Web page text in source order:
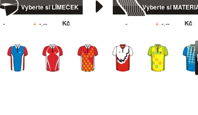
Vyberte si LÍMEČEK
+
Vyberte si
+